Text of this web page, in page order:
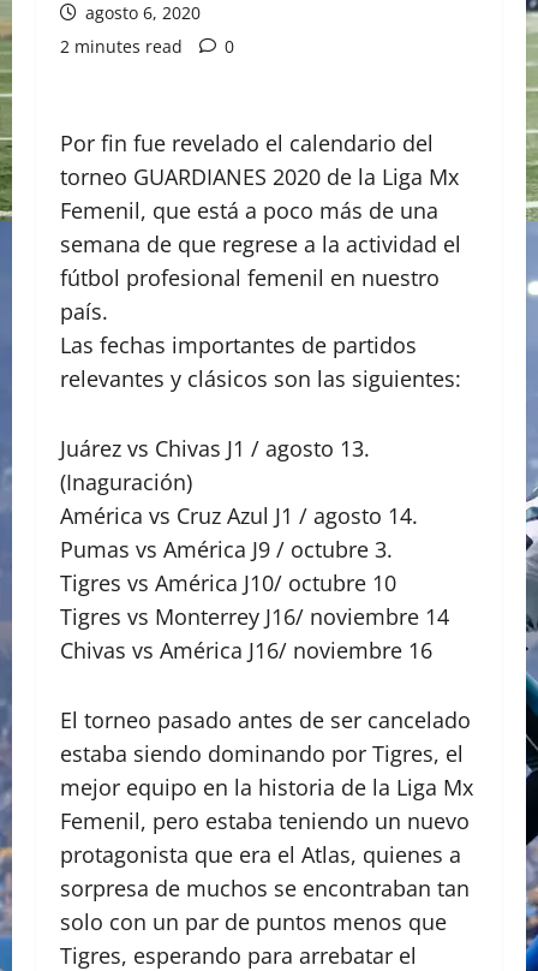
agosto 6, 2020
2 minutes read
0
Por fin fue revelado el calendario del
torneo GUARDIANES 2020 de la Liga Mx
Femenil, que está a poco más de una
semana de que regrese a la actividad el
fútbol profesional femenil en nuestro
país.
Las fechas importantes de partidos
relevantes y clásicos son las siguientes:
Juárez vs Chivas J1 / agosto 13.
(Inaguración)
América vs Cruz Azul J1 / agosto 14.
Pumas vs América J9 / octubre 3.
Tigres vs América J10/ octubre 10
Tigres vs Monterrey J16/ noviembre 14
Chivas vs América J16/ noviembre 16
El torneo pasado antes de ser cancelado
estaba siendo dominando por Tigres, el
mejor equipo en la historia de la Liga Mx
Femenil, pero estaba teniendo un nuevo
protagonista que era el Atlas, quienes a
sorpresa de muchos se encontraban tan
solo con un par de puntos menos que
Tigres, esperando para arrebatar el